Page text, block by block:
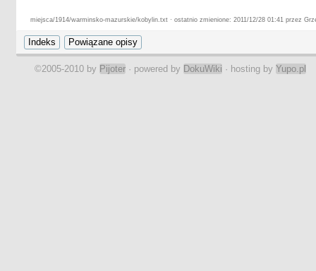
miejsca/1914/warminsko-mazurskie/kobylin.txt · ostatnio zmienione: 2011/12/28 01:41 przez
©2005-2010 by Pijoter · powered by DokuWiki · hosting by Yupo.pl